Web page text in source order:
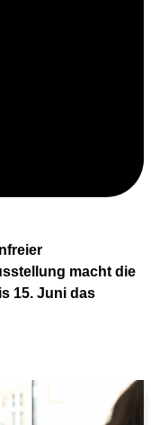
macht die
15. Juni das